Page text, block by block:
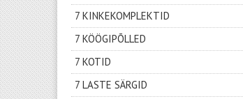
7 KINKEKOMPLEKTID
7 KÖÖGIPÕLLED
7 KOTID
7 LASTE SÄRGID